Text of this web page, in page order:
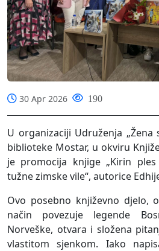
30 Apr 2026 190
U organizaciji Udruženja
biblioteke Mostar, u okviru
je promocija knjige „Kirin
tužne zimske vile“, autorice
Ovo posebno književno djelo,
način povezuje legende
Norveške, otvara i složena
vlastitom sjenkom. Iako